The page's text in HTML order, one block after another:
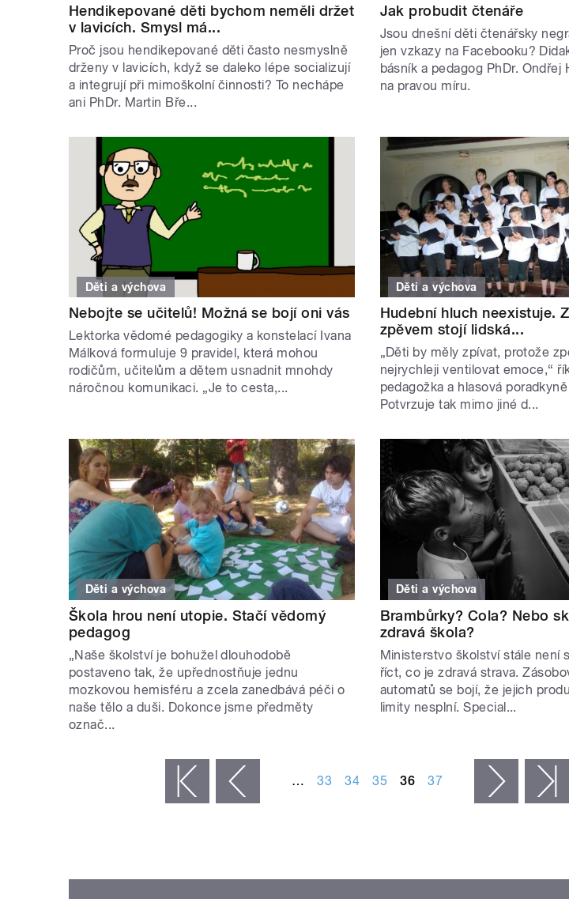
Hendikepované děti bychom neměli držet
v lavicích. Smysl má...
Proč jsou hendikepované děti často nesmyslně
drženy v lavicích, když se daleko lépe socializují
a integrují při mimoškolní činnosti? To nechápe
ani PhDr. Martin Bře...
Jak probudit čtenáře
Jsou dnešní děti čtenářsky
jen vzkazy na Facebooku?
básník a pedagog PhDr. Ondřej
na pravou míru.
Děti a výchova
Nebojte se učitelů! Možná se bojí oni vás
Lektorka vědomé pedagogiky a konstelací Ivana
Málková formuluje 9 pravidel, která mohou
rodičům, učitelům a dětem usnadnit mnohdy
náročnou komunikaci. „Je to cesta,...
Děti a výchova
Hudební hluch neexistuje.
zpěvem stojí lidská...
„Děti by měly zpívat, protože
nejrychleji ventilovat emoce,“
pedagožka a hlasová
Potvrzuje tak mimo jiné d...
Děti a výchova
Škola hrou není utopie. Stačí vědomý
pedagog
„Naše školství je bohužel dlouhodobě
postaveno tak, že upřednostňuje jednu
mozkovou hemisféru a zcela zanedbává péči o
naše tělo a duši. Dokonce jsme předměty
označ...
Děti a výchova
Brambůrky? Cola? Nebo
zdravá škola?
Ministerstvo školství stále není
říct, co je zdravá strava.
automatů se bojí, že jejich
limity nesplní. Special...
‹ předchozí … 33 34 35 36 37